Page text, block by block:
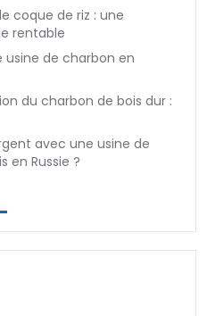
coque de riz : une
rentable
de charbon en
du charbon de bois dur :
avec une usine de
en Russie ?